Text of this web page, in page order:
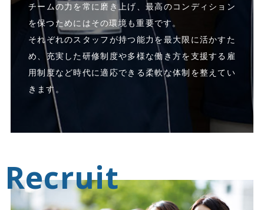
チームの力を常に磨き上げ、最高のコンディション
を保つためにはその環境も重要です。
それぞれのスタッフが持つ能力を最大限に活かすた
め、充実した研修制度や多様な働き方を支援する雇
用制度など時代に適応できる柔軟な体制を整えてい
きます。
Recruit